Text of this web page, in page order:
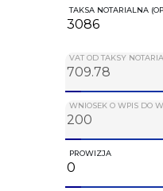
TAKSA NOTARIALNA
VAT OD TAKSY
WNIOSEK O WPIS DO
PROWIZJA